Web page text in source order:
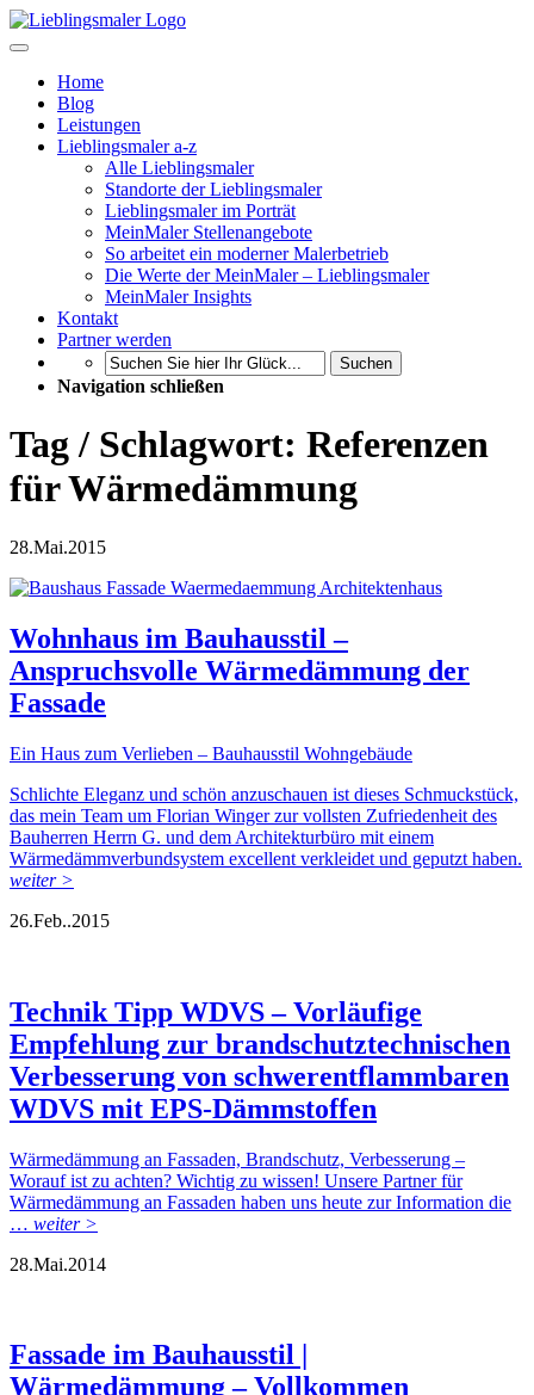
Home
Blog
Leistungen
Lieblingsmaler a-z
Alle Lieblingsmaler
Standorte der Lieblingsmaler
Lieblingsmaler im Porträt
MeinMaler Stellenangebote
So arbeitet ein moderner Malerbetrieb
Die Werte der MeinMaler – Lieblingsmaler
MeinMaler Insights
Kontakt
Partner werden
Suchen
Navigation schließen
Tag / Schlagwort: Referenzen
für Wärmedämmung
28.Mai.2015
Wohnhaus im Bauhausstil –
Anspruchsvolle Wärmedämmung der
Fassade
Ein Haus zum Verlieben – Bauhausstil Wohngebäude
Schlichte Eleganz und schön anzuschauen ist dieses Schmuckstück,
das mein Team um Florian Winger zur vollsten Zufriedenheit des
Bauherren Herrn G. und dem Architekturbüro mit einem
Wärmedämmverbundsystem excellent verkleidet und geputzt haben.
weiter >
26.Feb..2015
Technik Tipp WDVS – Vorläufige
Empfehlung zur brandschutztechnischen
Verbesserung von schwerentflammbaren
WDVS mit EPS-Dämmstoffen
Wärmedämmung an Fassaden, Brandschutz, Verbesserung –
Worauf ist zu achten? Wichtig zu wissen! Unsere Partner für
Wärmedämmung an Fassaden haben uns heute zur Information die
… weiter >
28.Mai.2014
Fassade im Bauhausstil |
Wärmedämmung – Vollkommen